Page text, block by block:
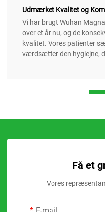
Udmærket Kvalitet og
Vi har brugt Wuhan
over et år nu, og de
kvalitet. Vores patienter
værdsætter den hygiejne,
Få et
Vores